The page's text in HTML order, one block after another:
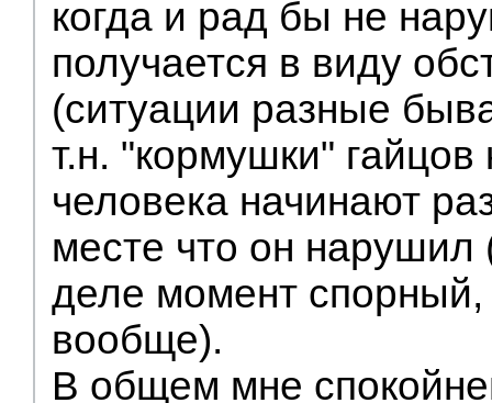
когда и рад бы не
получается в виду
(ситуации разные
т.н. "кормушки" гайцов
человека начинают
месте что он нарушил
деле момент
вообще).
В общем мне